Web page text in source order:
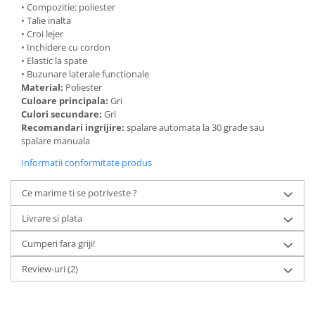
• Compozitie: poliester
• Talie inalta
• Croi lejer
• Inchidere cu cordon
• Elastic la spate
• Buzunare laterale functionale
Material: Poliester
Culoare principala: Gri
Culori secundare: Gri
Recomandari ingrijire: spalare automata la 30 grade sau
spalare manuala
Informatii conformitate produs
Ce marime ti se potriveste ?
Livrare si plata
Cumperi fara griji!
Review-uri(2)